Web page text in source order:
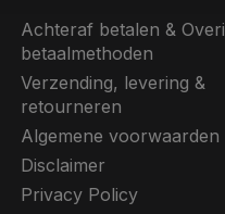
Achteraf betalen &
betaalmethoden
Verzending, levering &
retourneren
Algemene voorwaarden
Disclaimer
Privacy Policy